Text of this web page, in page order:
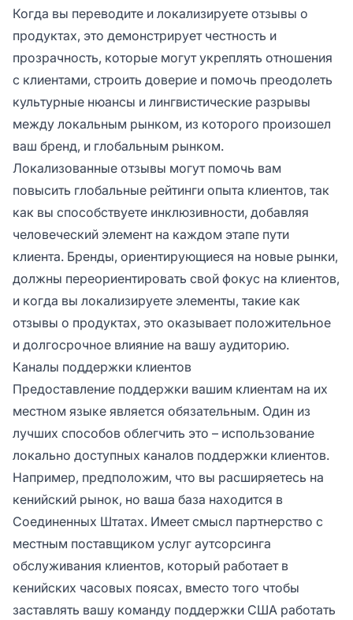
Когда вы переводите и локализируете отзывы о
продуктах, это демонстрирует честность и
прозрачность, которые могут укреплять отношения
с клиентами, строить доверие и помочь преодолеть
культурные нюансы и лингвистические разрывы
между локальным рынком, из которого произошел
ваш бренд, и глобальным рынком.
Локализованные отзывы могут помочь вам
повысить глобальные рейтинги опыта клиентов, так
как вы способствуете инклюзивности, добавляя
человеческий элемент на каждом этапе пути
клиента. Бренды, ориентирующиеся на новые рынки,
должны переориентировать свой фокус на клиентов,
и когда вы локализируете элементы, такие как
отзывы о продуктах, это оказывает положительное
и долгосрочное влияние на вашу аудиторию.
Каналы поддержки клиентов
Предоставление поддержки вашим клиентам на их
местном языке является обязательным. Один из
лучших способов облегчить это – использование
локально доступных каналов поддержки клиентов.
Например, предположим, что вы расширяетесь на
кенийский рынок, но ваша база находится в
Соединенных Штатах. Имеет смысл партнерство с
местным поставщиком услуг аутсорсинга
обслуживания клиентов, который работает в
кенийских часовых поясах, вместо того чтобы
заставлять вашу команду поддержки США работать